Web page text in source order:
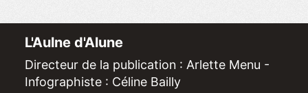
L'Aulne d'Alune
Directeur de la publication : Arlette Menu -
Infographiste : Céline Bailly